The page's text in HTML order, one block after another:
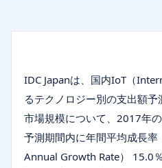
IDC Japanは、国内IoT（
るテクノロジー別の支出額
市場規模について、2017年
予測期間内に年間平均成長率
Annual Growth Rate） 15.0